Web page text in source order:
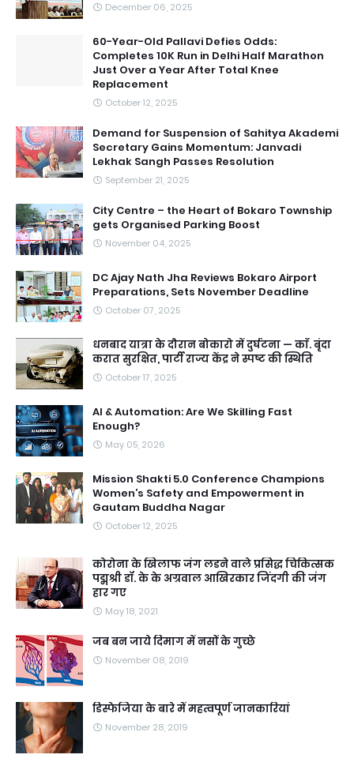
December 06, 2025
60-Year-Old Pallavi Defies Odds:
Completes 10K Run in Delhi Half Marathon
Just Over a Year After Total Knee
Replacement
October 12, 2025
Demand for Suspension of Sahitya Akademi
Secretary Gains Momentum: Janvadi
Lekhak Sangh Passes Resolution
September 21, 2025
City Centre – the Heart of Bokaro Township
gets Organised Parking Boost
November 04, 2025
DC Ajay Nath Jha Reviews Bokaro Airport
Preparations, Sets November Deadline
October 07, 2025
धनबाद यात्रा के दौरान बोकारो में दुर्घटना — काॅ. बृंदा
करात सुरक्षित, पार्टी राज्य केंद्र ने स्पष्ट की स्थिति
October 17, 2025
AI & Automation: Are We Skilling Fast
Enough?
May 05, 2026
Mission Shakti 5.0 Conference Champions
Women’s Safety and Empowerment in
Gautam Buddha Nagar
October 12, 2025
कोरोना के खिलाफ जंग लडने वाले प्रसिद्ध चिकित्सक
पद्मश्री डॉ. के के अग्रवाल आखिरकार जिंदगी की जंग
हार गए
May 18, 2021
जब बन जाये दिमाग में नसों के गुच्छे
November 08, 2019
डिस्फेजिया के बारे में महत्वपूर्ण जानकारियां
November 28, 2019